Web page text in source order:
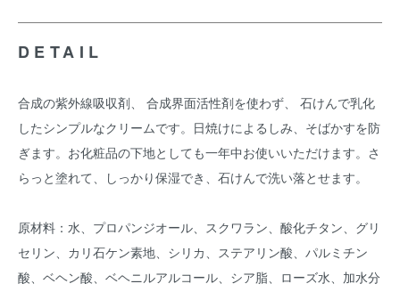
DETAIL
合成の紫外線吸収剤、 合成界面活性剤を使わず、 石けんで乳化
したシンプルなクリームです。日焼けによるしみ、そばかすを防
ぎます。お化粧品の下地としても一年中お使いいただけます。さ
らっと塗れて、しっかり保湿でき、石けんで洗い落とせます。
原材料：水、プロパンジオール、スクワラン、酸化チタン、グリ
セリン、カリ石ケン素地、シリカ、ステアリン酸、パルミチン
酸、ベヘン酸、ベヘニルアルコール、シア脂、ローズ水、加水分